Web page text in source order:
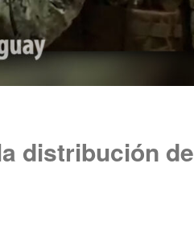
distribución de